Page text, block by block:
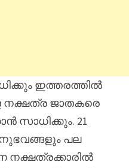
ഇത്തരത്തിൽ
നക്ഷത്ര ജാതകരെ
സാധിക്കും. 21
പല
നക്ഷത്രക്കാരിൽ